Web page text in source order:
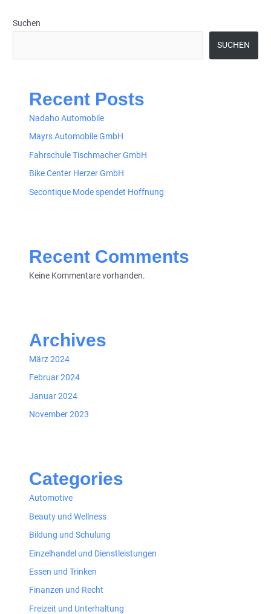
Suchen
SUCHEN
Recent Posts
Nadaho Automobile
Mayrs Automobile GmbH
Fahrschule Tischmacher GmbH
Bike Center Herzer GmbH
Secontique Mode spendet Hoffnung
Recent Comments
Keine Kommentare vorhanden.
Archives
März 2024
Februar 2024
Januar 2024
November 2023
Categories
Automotive
Beauty und Wellness
Bildung und Schulung
Einzelhandel und Dienstleistungen
Essen und Trinken
Finanzen und Recht
Freizeit und Unterhaltung